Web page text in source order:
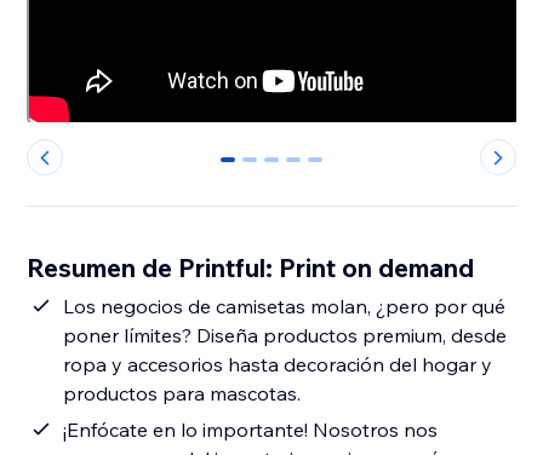
0 1 2 3 4
Resumen de Printful: Print on demand
Los negocios de camisetas molan, ¿pero por qué
poner límites? Diseña productos premium, desde
ropa y accesorios hasta decoración del hogar y
productos para mascotas.
¡Enfócate en lo importante! Nosotros nos